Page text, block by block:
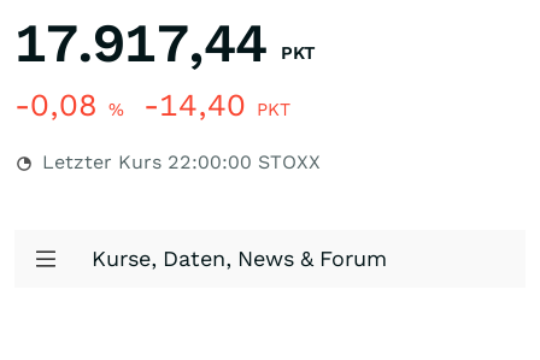
17.917,44 PKT
-0,08 % -14,40 PKT
Letzter Kurs 22:00:00 STOXX
Kurse, Daten, News & Forum